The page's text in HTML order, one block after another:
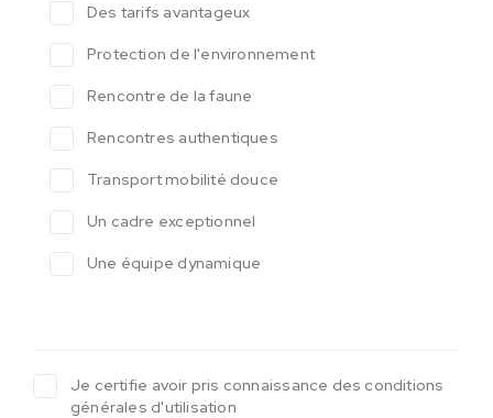
Des tarifs avantageux
Protection de l'environnement
Rencontre de la faune
Rencontres authentiques
Transport mobilité douce
Un cadre exceptionnel
Une équipe dynamique
Je certifie avoir pris connaissance des conditions
générales d'utilisation